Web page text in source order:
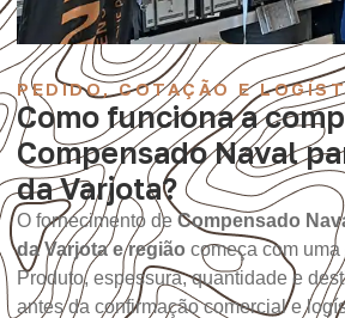
PEDIDO, COTAÇÃO E
Como funciona a
Compensado Naval
da Varjota?
O fornecimento de Compensado
da Varjota e região começa com
Produto, espessura, quantidade e
antes da confirmação comercial e